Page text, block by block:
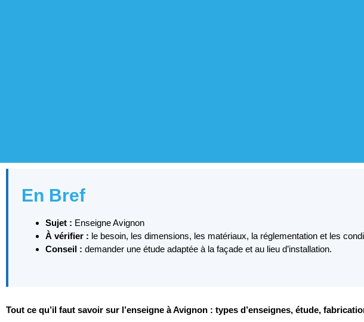
En Bref
Sujet : Enseigne Avignon
À vérifier : le besoin, les dimensions, les matériaux, la réglementation et les
Conseil : demander une étude adaptée à la façade et au lieu d’installation.
Tout ce qu’il faut savoir sur l’enseigne à Avignon : types d’enseignes, étude,